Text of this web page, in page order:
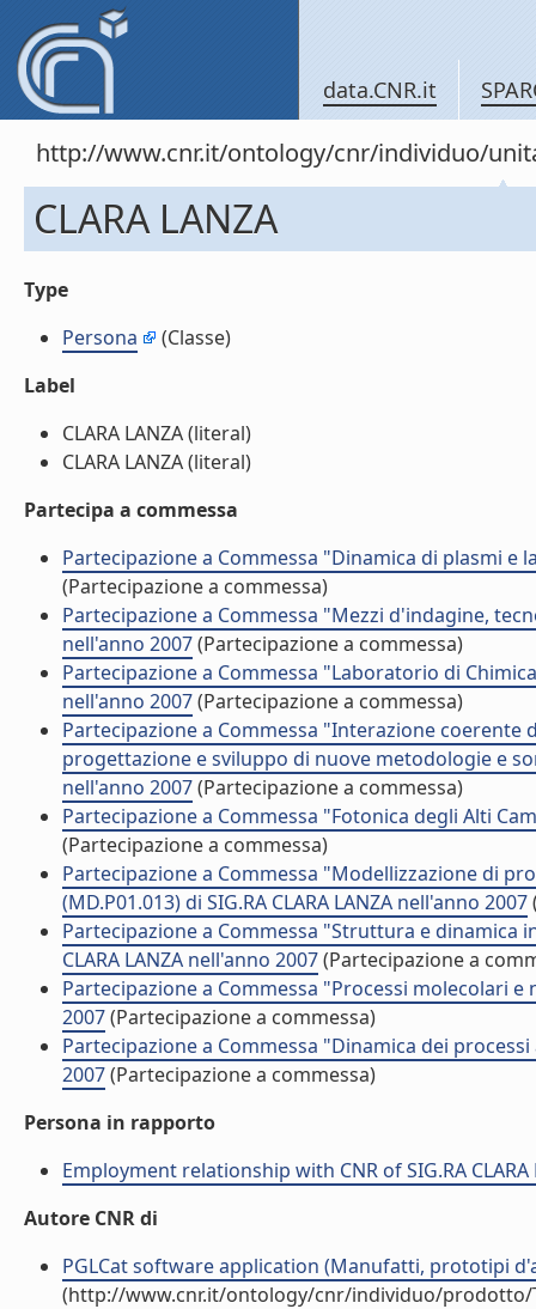
data.CNR.it
http://www.cnr.it/ontology/cnr/individuo/
CLARA LANZA
Type
Persona
(Classe)
Label
CLARA LANZA (literal)
CLARA LANZA (literal)
Partecipa a commessa
Partecipazione a Commessa "Dinamica di plasmi e
(Partecipazione a commessa)
Partecipazione a Commessa "Mezzi d'indagine,
nell'anno 2007(Partecipazione a commessa)
Partecipazione a Commessa "Laboratorio di
nell'anno 2007(Partecipazione a commessa)
Partecipazione a Commessa "Interazione
progettazione e sviluppo di nuove metodologie e
nell'anno 2007(Partecipazione a commessa)
Partecipazione a Commessa "Fotonica degli Alti
(Partecipazione a commessa)
Partecipazione a Commessa "Modellizzazione di
(MD.P01.013) di SIG.RA CLARA LANZA nell'anno 2007
Partecipazione a Commessa "Struttura e dinamica
CLARA LANZA nell'anno 2007(Partecipazione a
Partecipazione a Commessa "Processi molecolari e
2007(Partecipazione a commessa)
Partecipazione a Commessa "Dinamica dei processi
2007(Partecipazione a commessa)
Persona in rapporto
Employment relationship with CNR of SIG.RA CLARA
Autore CNR di
PGLCat software application (Manufatti, prototipi
(http://www.cnr.it/ontology/cnr/individuo/prodotto/